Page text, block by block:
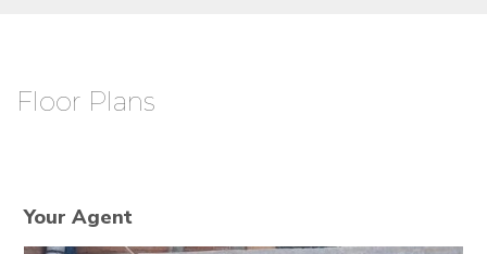
Floor Plans
Your Agent